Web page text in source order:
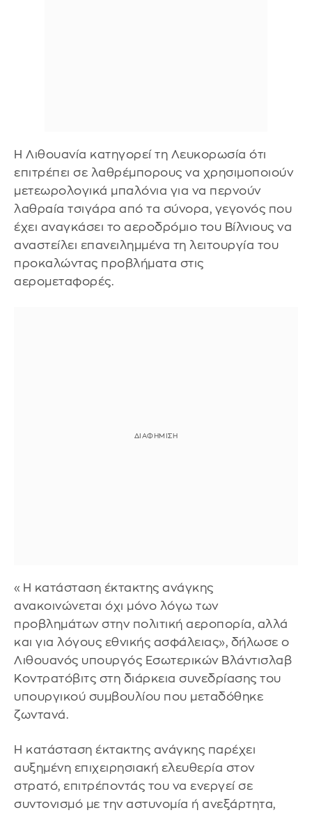
Η Λιθουανία κατηγορεί τη Λευκορωσία ότι
επιτρέπει σε λαθρέμπορους να χρησιμοποιούν
μετεωρολογικά μπαλόνια για να περνούν
λαθραία τσιγάρα από τα σύνορα, γεγονός που
έχει αναγκάσει το αεροδρόμιο του Βίλνιους να
αναστείλει επανειλημμένα τη λειτουργία του
προκαλώντας προβλήματα στις
αερομεταφορές.
«Η κατάσταση έκτακτης ανάγκης
ανακοινώνεται όχι μόνο λόγω των
προβλημάτων στην πολιτική αεροπορία, αλλά
και για λόγους εθνικής ασφάλειας», δήλωσε ο
Λιθουανός υπουργός Εσωτερικών Βλάντισλαβ
Κοντρατόβιτς στη διάρκεια συνεδρίασης του
υπουργικού συμβουλίου που μεταδόθηκε
ζωντανά.
Η κατάσταση έκτακτης ανάγκης παρέχει
αυξημένη επιχειρησιακή ελευθερία στον
στρατό, επιτρέποντάς του να ενεργεί σε
συντονισμό με την αστυνομία ή ανεξάρτητα,